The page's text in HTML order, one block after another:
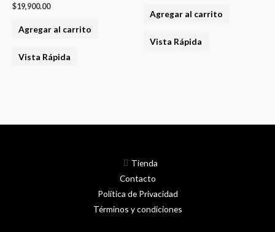
$19,900.00
Agregar al carrito
Vista Rápida
Agregar al carrito
Vista Rápida
Tienda
Contacto
Política de Privacidad
Términos y condiciones